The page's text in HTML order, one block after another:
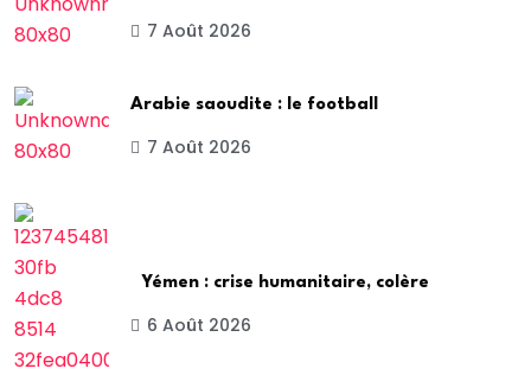
7 Août 2026
Arabie saoudite : le football
7 Août 2026
Yémen : crise humanitaire, colère
6 Août 2026